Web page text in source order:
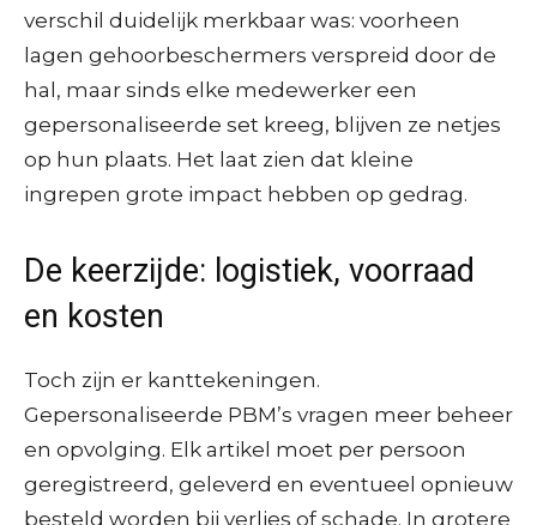
verschil duidelijk merkbaar was: voorheen
lagen gehoorbeschermers verspreid door de
hal, maar sinds elke medewerker een
gepersonaliseerde set kreeg, blijven ze netjes
op hun plaats. Het laat zien dat kleine
ingrepen grote impact hebben op gedrag.
De keerzijde: logistiek, voorraad
en kosten
Toch zijn er kanttekeningen.
Gepersonaliseerde PBM’s vragen meer beheer
en opvolging. Elk artikel moet per persoon
geregistreerd, geleverd en eventueel opnieuw
besteld worden bij verlies of schade. In grotere